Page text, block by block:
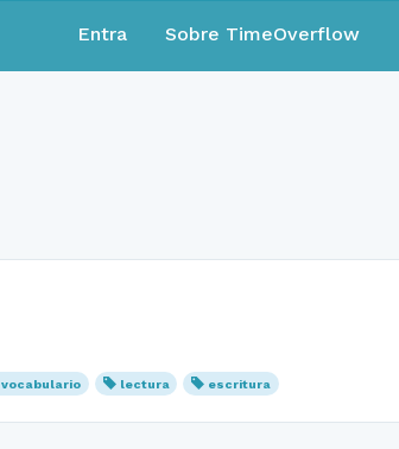
Entra Sobre TimeOverflow
vocabulario lectura escritura